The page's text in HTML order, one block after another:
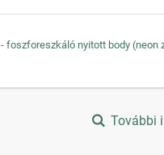
foszforeszkáló nyitott body (neon
További